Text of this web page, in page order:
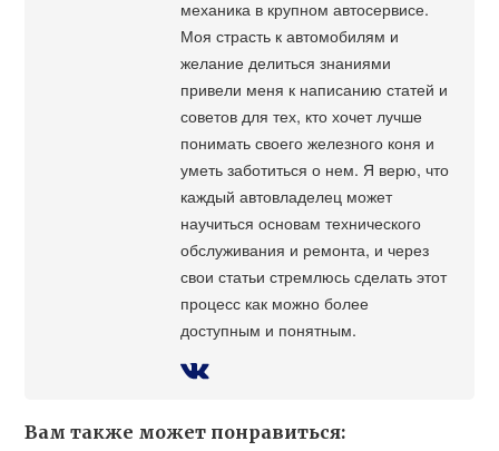
механика в крупном автосервисе.
Моя страсть к автомобилям и
желание делиться знаниями
привели меня к написанию статей и
советов для тех, кто хочет лучше
понимать своего железного коня и
уметь заботиться о нем. Я верю, что
каждый автовладелец может
научиться основам технического
обслуживания и ремонта, и через
свои статьи стремлюсь сделать этот
процесс как можно более
доступным и понятным.
Вам также может понравиться: